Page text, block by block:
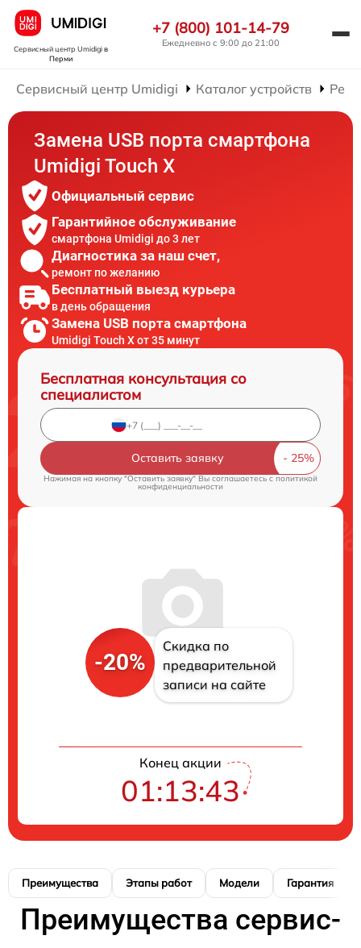
Сервисный центр Umidigiв
Перми
+7 (800) 101-14-79
Ежедневно с 9:00 до 21:00
Сервисный центр Umidigi Каталог устройств
Замена USB порта смартфона
Umidigi Touch X
Официальный сервис
Гарантийное обслуживание
смартфона Umidigi до 3 лет
Диагностика за наш счет,
ремонт по желанию
Бесплатный выезд курьера
в день обращения
Замена USB порта смартфона
Umidigi Touch X от 35 минут
Бесплатная консультация со
специалистом
Оставить заявку
Нажимая на кнопку "Оставить заявку" Вы соглашаетесь c политикой
конфиденциальности
-20%
Скидка по
предварительной
записи на сайте
Конец акции
01:13:42
Преимущества Этапы работ Модели Гарантия
Преимущества сервис-